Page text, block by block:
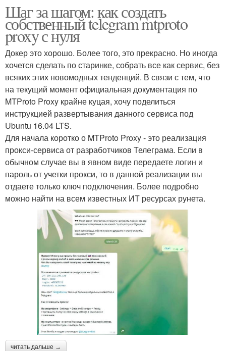
Шаг за шагом: как создать
собственный telegram mtproto
proxy с нуля
Докер это хорошо. Более того, это прекрасно. Но иногда
хочется сделать по старинке, собрать все как сервис, без
всяких этих новомодных тенденций. В связи с тем, что
на текущий момент официальная документация по
MTProto Proxy крайне куцая, хочу поделиться
инструкцией развертывания данного сервиса под
Ubuntu 16.04 LTS.
Для начала коротко о MTProto Proxy - это реализация
прокси-сервиса от разработчиков Телеграма. Если в
обычном случае вы в явном виде передаете логин и
пароль от учетки прокси, то в данной реализации вы
отдаете только ключ подключения. Более подробно
можно найти на всем известных ИТ ресурсах рунета.
читать дальше →